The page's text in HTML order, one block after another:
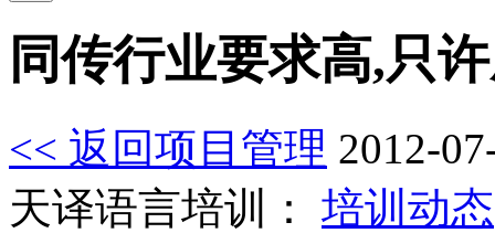
同传行业要求高,只
<< 返回项目管理 2012-
天译语言培训： 培训动态